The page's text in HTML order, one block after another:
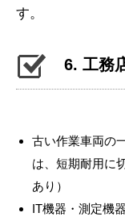
す。
6. 工務
古い作業車両の
は、短期耐用に
あり）
IT機器・測定機